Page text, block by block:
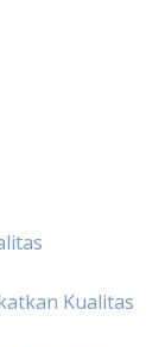
Kualitas